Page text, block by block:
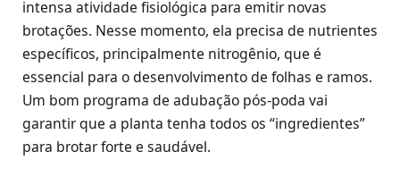
intensa atividade fisiológica para emitir novas
brotações. Nesse momento, ela precisa de nutrientes
específicos, principalmente nitrogênio, que é
essencial para o desenvolvimento de folhas e ramos.
Um bom programa de adubação pós-poda vai
garantir que a planta tenha todos os “ingredientes”
para brotar forte e saudável.